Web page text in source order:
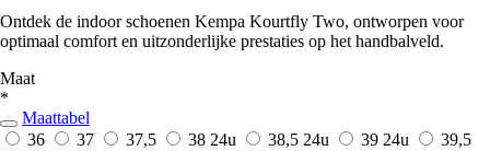
Ontdek de indoor schoenen Kempa Kourtfly Two, ontworpen voor
optimaal comfort en uitzonderlijke prestaties op het handbalveld.
Maat
*
Maattabel
36
37 37,5 38 24u 38,5 24u 39 24u
39,5